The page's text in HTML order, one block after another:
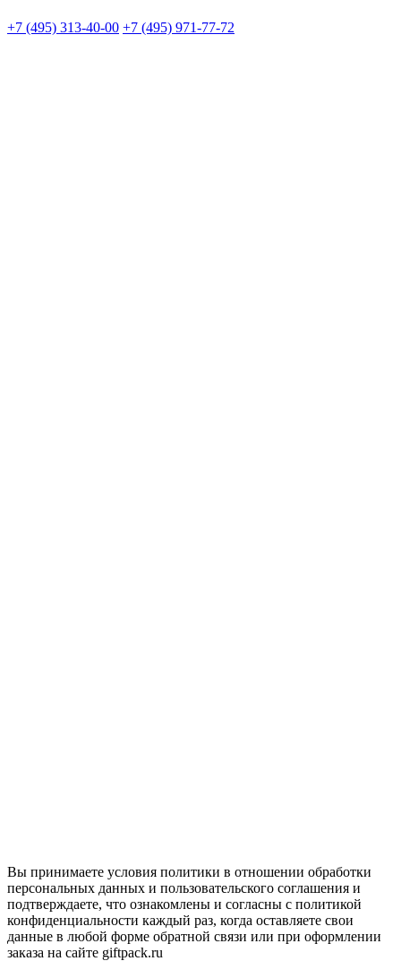
+7 (495) 313-40-00 +7 (495) 971-77-72
Вы принимаете условия политики в отношении обработки
персональных данных и пользовательского соглашения и
подтверждаете, что ознакомлены и согласны с политикой
конфиденциальности каждый раз, когда оставляете свои
данные в любой форме обратной связи или при оформлении
заказа на сайте giftpack.ru